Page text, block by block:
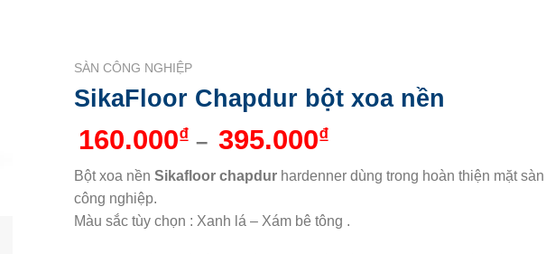
SÀN CÔNG NGHIỆP
SikaFloor Chapdur bột xoa nền
160.000₫ – 395.000₫Khoảng
từ
đến
Bột xoa nền Sikafloor chapdurhardenner dùng trong hoàn thiện mặt
công nghiệp.
Màu sắc tùy chọn : Xanh lá – Xám bê tông .